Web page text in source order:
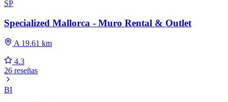
SP
Specialized Mallorca - Muro Rental & Outlet
A 19.61 km
4.3
26 reseñas
BI